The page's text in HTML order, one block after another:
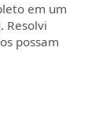
em um
Resolvi
possam